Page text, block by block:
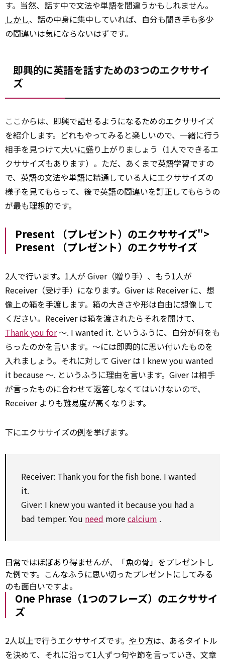
す。当然、話す中で文法や単語を間違うかもしれません。
しかし、話の中身に集中していれば、自分も聞き手も多少
の間違いは気にならないはずです。
即興的に英語を話すための3つのエクササイ
ズ
ここからは、即興で話せるようになるためのエクササイズ
を紹介します。どれもやってみると楽しいので、一緒に行う
相手を見つけて大いに盛り上がりましょう（1人でできるエ
クササイズもあります）。ただ、あくまで英語学習ですの
で、英語の文法や単語に精通している人にエクササイズの
様子を見てもらって、後で英語の間違いを訂正してもらうの
が最も理想的です。
Present （プレゼント）のエクササイズ">
Present （プレゼント）のエクササイズ
2人で行います。1人が Giver（贈り手）、もう1人が
Receiver（受け手）になります。Giver は Receiver に、想
像上の箱を手渡します。箱の大きさや形は自由に想像して
ください。Receiver は箱を渡されたらそれを開けて、
Thank you for～. I wanted it. というふうに、自分が何をも
らったのかを言います。～には即興的に思い付いたものを
入れましょう。それに対して Giver は I knew you wanted
it because ～. というふうに理由を言います。Giver は相手
が言ったものに合わせて返答しなくてはいけないので、
Receiver よりも難易度が高くなります。
下にエクササイズの例を挙げます。
Receiver: Thank you forthe fish bone. I wanted
it.
Giver: I knew you wanted it because you had a
bad temper. You need morecalcium .
日常ではほぼあり得ませんが、「魚の骨」をプレゼントし
た例です。こんなふうに思い切ったプレゼントにしてみる
のも面白いですよ。
One Phrase（1つのフレーズ）のエクササイ
ズ
2人以上で行うエクササイズです。 やり方は、あるタイトル
を決めて、それに沿って1人ずつ句や節を言っていき、文章